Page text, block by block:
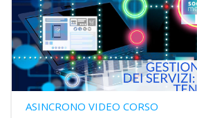
ASINCRONO VIDEO CORSO